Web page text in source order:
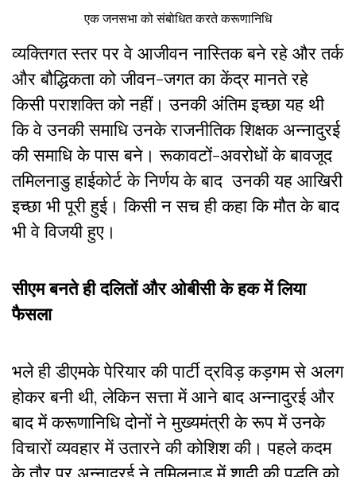
एक जनसभा को संबोधित करते करूणानिधि
व्यक्तिगत स्तर पर वे आजीवन नास्तिक बने रहे और तर्क
और बौद्धिकता को जीवन-जगत का केंद्र मानते रहे
किसी पराशक्ति को नहीं। उनकी अंतिम इच्छा यह थी
कि वे उनकी समाधि उनके राजनीतिक शिक्षक अन्नादुरई
की समाधि के पास बने। रूकावटों-अवरोधों के बावजूद
तमिलनाडु हाईकोर्ट के निर्णय के बाद उनकी यह आखिरी
इच्छा भी पूरी हुई। किसी न सच ही कहा कि मौत के बाद
भी वे विजयी हुए।
सीएम बनते ही दलितों और ओबीसी के हक में लिया
फैसला
भले ही डीएमके पेरियार की पार्टी द्रविड़ कड़गम से अलग
होकर बनी थी, लेकिन सत्ता में आने बाद अन्नादुरई और
बाद में करूणानिधि दोनों ने मुख्यमंत्री के रूप में उनके
विचारों व्यवहार में उतारने की कोशिश की। पहले कदम